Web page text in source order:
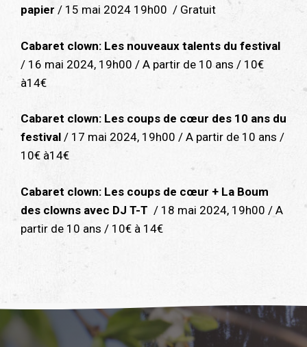
papier / 15 mai 2024 19h00 / Gratuit
Cabaret clown: Les nouveaux talents du festival
/ 16 mai 2024, 19h00 / A partir de 10 ans / 10€
à14€
Cabaret clown: Les coups de cœur des 10 ans du
festival / 17 mai 2024, 19h00 / A partir de 10 ans /
10€ à14€
Cabaret clown: Les coups de cœur + La Boum
des clowns avec DJ T-T / 18 mai 2024, 19h00 / A
partir de 10 ans / 10€ à 14€